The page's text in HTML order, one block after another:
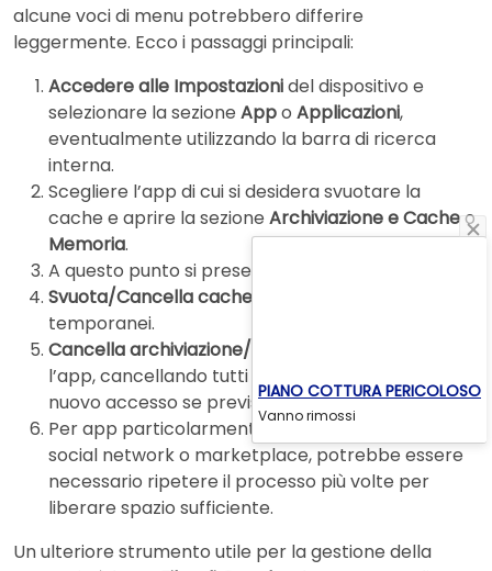
alcune voci di menu potrebbero differire
leggermente. Ecco i passaggi principali:
Accedere alle Impostazionidel dispositivo e
selezionare la sezione Appo Applicazioni,
eventualmente utilizzando la barra di ricerca
interna.
Scegliere l’app di cui si desidera svuotare la
cache e aprire la sezione Archiviazione e Cacheo
Memoria.
A questo punto si presenteranno due opzioni:
Svuota/Cancella cache
temporanei.
Cancella archiviazione/Cancella dati
l’app, cancellando tutti i dati e richiedendo un
nuovo accesso se previsto.
Per app particolarmente pesanti, come quelle di
social network o marketplace, potrebbe essere
necessario ripetere il processo più volte per
liberare spazio sufficiente.
Un ulteriore strumento utile per la gestione della
PIANO COTTURA PERICOLOSO
Vanno rimossi